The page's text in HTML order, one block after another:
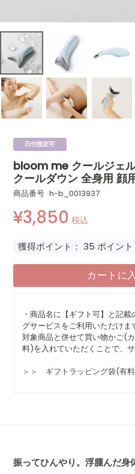
日付指定可
bloom me クールジェ
クールダウン 全身用 顔
商品番号 h-b_0013937
¥3,850 税込
獲得ポイント： 35 ポイント
カートに
・商品名に【ギフト可】と記
グサービスをご利用いただけま
対象商品と併せて買い物かご(
料)を入れていただくことで、
＞＞ ギフトラッピング袋(有
振ってひんやり。浮腫んだ身